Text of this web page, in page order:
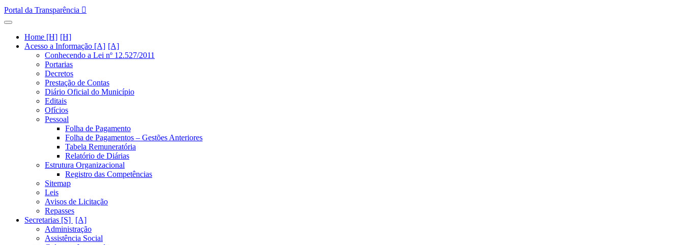
Portal da Transparência
Home [H]
Acesso a Informação [A]
Conhecendo a Lei nº 12.527/2011
Portarias
Decretos
Prestação de Contas
Diário Oficial do Município
Editais
Ofícios
Pessoal
Folha de Pagamento
Folha de Pagamentos – Gestões Anteriores
Tabela Remuneratória
Relatório de Diárias
Estrutura Organizacional
Registro das Competências
Sitemap
Leis
Avisos de Licitação
Repasses
Secretarias [S]
Administração
Assistência Social